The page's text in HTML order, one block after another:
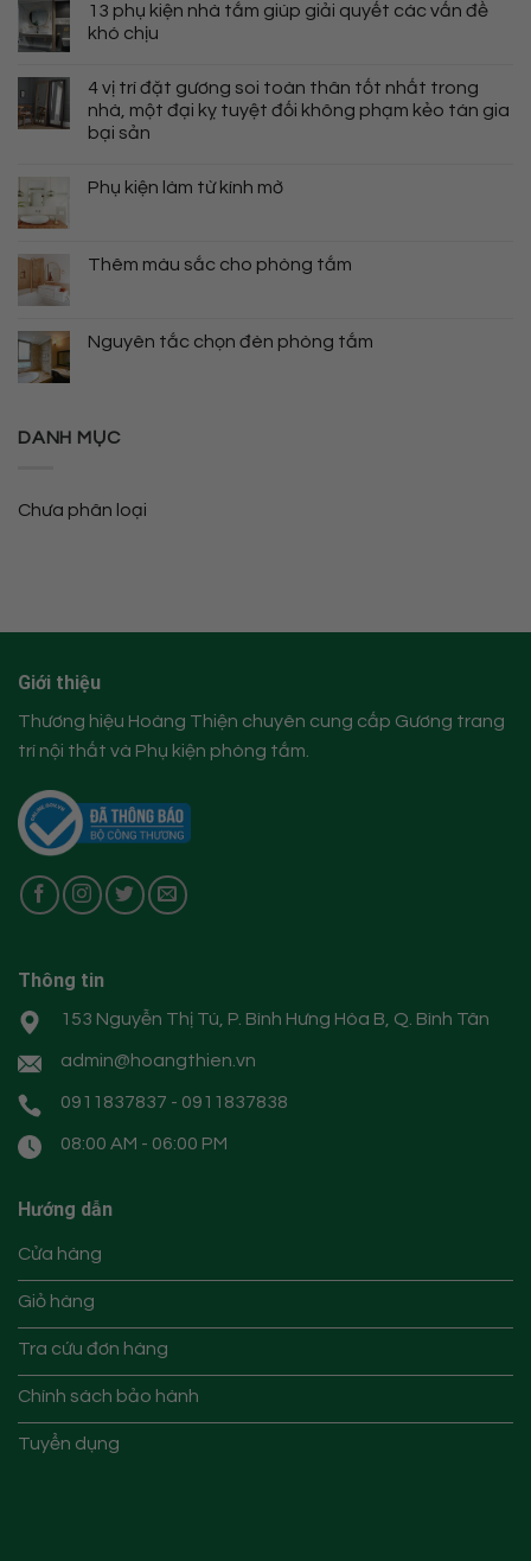
13 phụ kiện nhà tắm giúp giải quyết các vấn đề
khó chịu
4 vị trí đặt gương soi toàn thân tốt nhất trong
nhà, một đại kỵ tuyệt đối không phạm kẻo tán gia
bại sản
Phụ kiện làm từ kính mờ
Thêm màu sắc cho phòng tắm
Nguyên tắc chọn đèn phòng tắm
DANH MỤC
Chưa phân loại
Giới thiệu
Thương hiệu Hoàng Thiện chuyên cung cấp Gương trang
trí nội thất và Phụ kiện phòng tắm.
Thông tin
153 Nguyễn Thị Tú, P. Bình Hưng Hòa B, Q. Bình Tân
admin@hoangthien.vn
0911837837 - 0911837838
08:00 AM - 06:00 PM
Hướng dẫn
Cửa hàng
Giỏ hàng
Tra cứu đơn hàng
Chính sách bảo hành
Tuyển dụng